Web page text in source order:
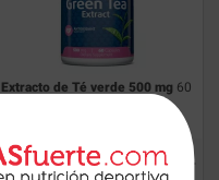
Extracto de Té verde 500 mg 60
10.36